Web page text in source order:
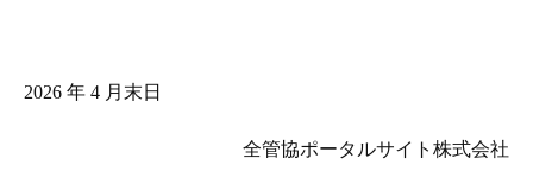
2026 年 4 月末日
全管協ポータルサイト株式会社